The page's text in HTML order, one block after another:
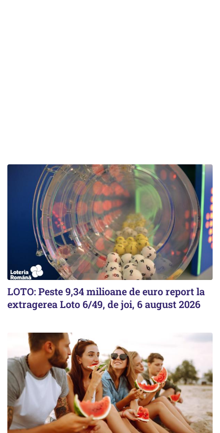
LOTO: Peste 9,34 milioane de euro report la
extragerea Loto 6/49, de joi, 6 august 2026